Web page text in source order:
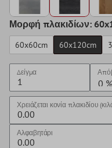
Μορφή πλακιδίων:
60x60cm 60x120cm
Δείγμα
Χρειάζεται κονία πλακιδίου
Αλφαβητάρι